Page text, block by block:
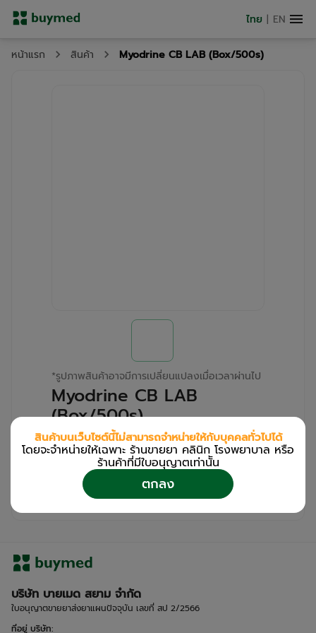
ไทย | EN
หน้าแรก สินค้า Myodrine CB LAB (Box/500s)
*รูปภาพสินค้าอาจมีการเปลี่ยนแปลงเมื่อเวลาผ่านไป
Myodrine CB LAB
(Box/500s)
สำหรับลูกค้าเฉพาะร้านขายยา คลินิก และโรง
พยาบาล
เข้าสู่ระบบ
เพื่อดูรายละเอียดเพิ่มเติม
บริษัท บายเมด สยาม จำกัด
ใบอนุญาตขายยาส่งยาแผนปัจจุบัน เลขที่ สป 2/2566
ที่อยู่ บริษัท:
สินค้าบนเว็บไซต์นี้ไม่สามารถจำหน่ายให้กับบุคคลทั่วไปได้
โดยจะจำหน่ายให้เฉพาะ ร้านขายยา คลินิก โรงพยาบาล หรือ
ร้านค้าที่มีใบอนุญาตเท่านััน
ตกลง